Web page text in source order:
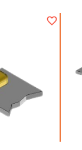
favorite_border